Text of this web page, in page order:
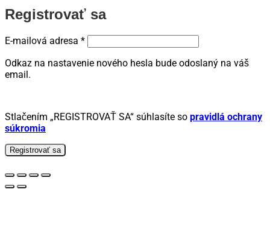
Registrovať sa
E-mailová adresa *Povinné
Odkaz na nastavenie nového hesla bude odoslaný na váš
email.
Stlačením „REGISTROVAŤ SA“ súhlasíte so pravidlá ochrany
súkromia
Registrovať sa